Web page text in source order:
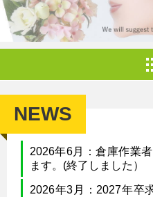
NEWS
2026年6月：倉庫作業
ます。(終了しました）
2026年3月：2027年卒